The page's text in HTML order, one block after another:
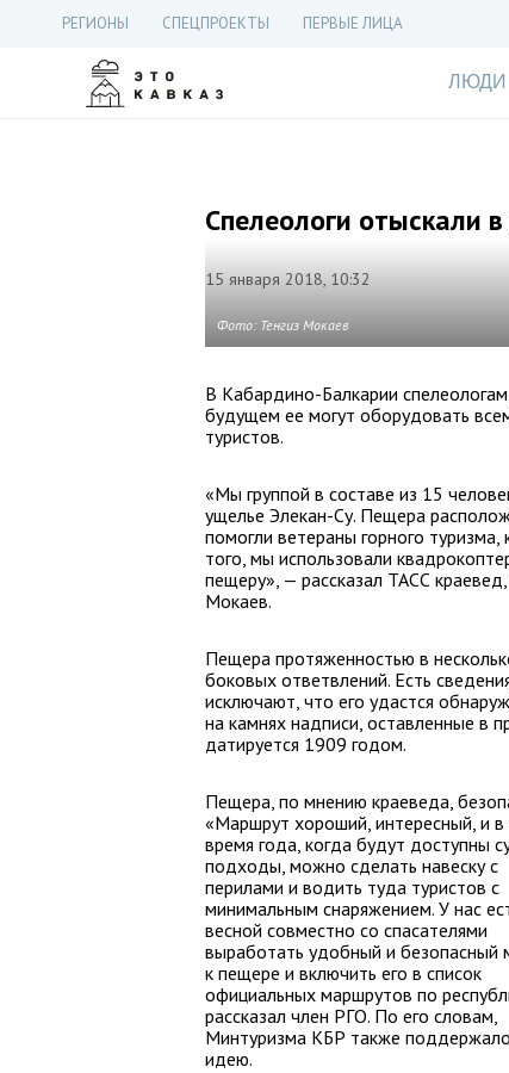
РЕГИОНЫ СПЕЦПРОЕКТЫ ПЕРВЫЕ ЛИЦА
ЛЮДИ
Спелеологи отыскали
15 января 2018, 10:32
Фото: Тенгиз Мокаев
В Кабардино-Балкарии
будущем ее могут оборудовать
туристов.
«Мы группой в составе из 15
ущелье Элекан-Су. Пещера
помогли ветераны горного
того, мы использовали
пещеру», — рассказал ТАСС
Мокаев.
Пещера протяженностью в
боковых ответвлений. Есть
исключают, что его удастся
на камнях надписи, оставленные в
датируется 1909 годом.
Пещера, по мнению краеведа,
«Маршрут хороший, интересный, и в
время года, когда будут доступны
подходы, можно сделать навеску с
перилами и водить туда туристов с
минимальным снаряжением. У нас
весной совместно со спасателями
выработать удобный и безопасный
к пещере и включить его в список
официальных маршрутов по
рассказал член РГО. По его словам,
Минтуризма КБР также
идею.